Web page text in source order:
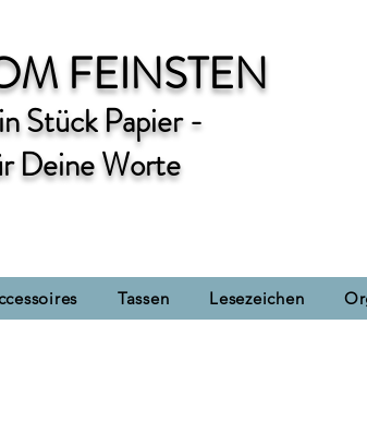
FEINSTEN
Stück Papier -
Deine Worte
Tassen Lesezeichen